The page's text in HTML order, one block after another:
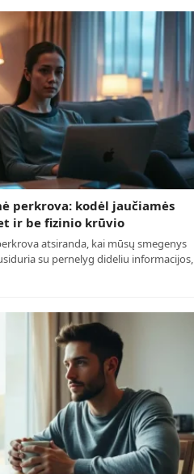
perkrova: kodėl jaučiamės
ir be fizinio krūvio
atsiranda, kai mūsų smegenys
su pernelyg dideliu informacijos,